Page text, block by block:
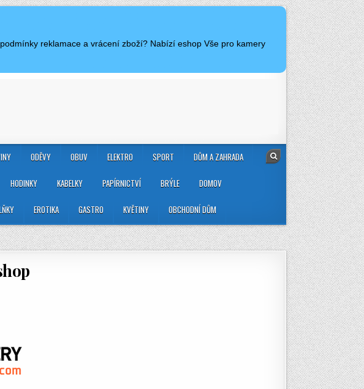
reklamace a vrácení zboží? Nabízí eshop Vše pro kamery
ODĚVY OBUV ELEKTRO SPORT DŮM A ZAHRADA
HODINKY KABELKY PAPÍRNICTVÍ BRÝLE DOMOV
EROTIKA GASTRO KVĚTINY OBCHODNÍ DŮM